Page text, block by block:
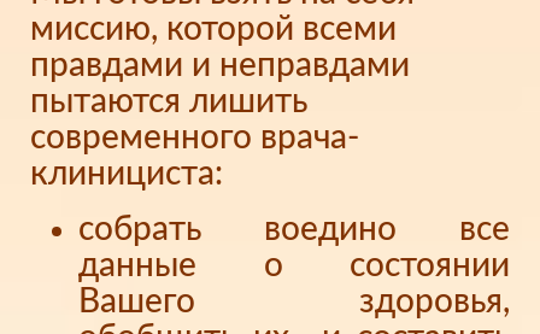
миссию, которой всеми
правдами и неправдами
пытаются лишить
современного врача-
клинициста:
собрать воедино все
данные о состоянии
Вашего здоровья,